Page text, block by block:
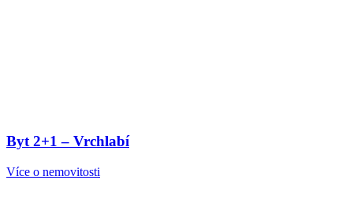
Byt 2+1 – Vrchlabí
Více o nemovitosti